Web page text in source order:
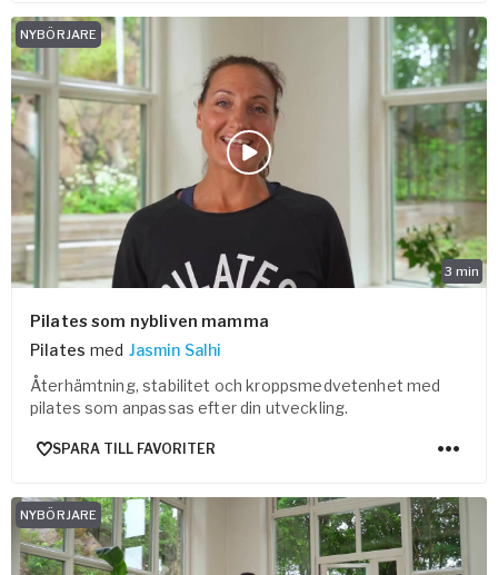
3 min
NYBÖRJARE
Pilates som nybliven mamma
Pilates med Jasmin Salhi
Återhämtning, stabilitet och kroppsmedvetenhet med
pilates som anpassas efter din utveckling.
SPARA TILL FAVORITER
NYBÖRJARE